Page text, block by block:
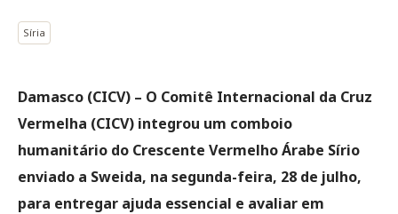
Síria
Damasco (CICV) – O Comitê Internacional da Cruz
Vermelha (CICV) integrou um comboio
humanitário do Crescente Vermelho Árabe Sírio
enviado a Sweida, na segunda-feira, 28 de julho,
para entregar ajuda essencial e avaliar em